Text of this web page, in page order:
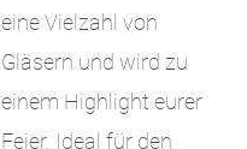
eine Vielzahl von
Gläsern und wird zu
einem Highlight eurer
Feier. Ideal für den